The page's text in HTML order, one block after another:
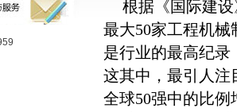
根据《国际建
最大50家工程机械
是行业的最高纪录
这其中，最引人注
全球50强中的比例